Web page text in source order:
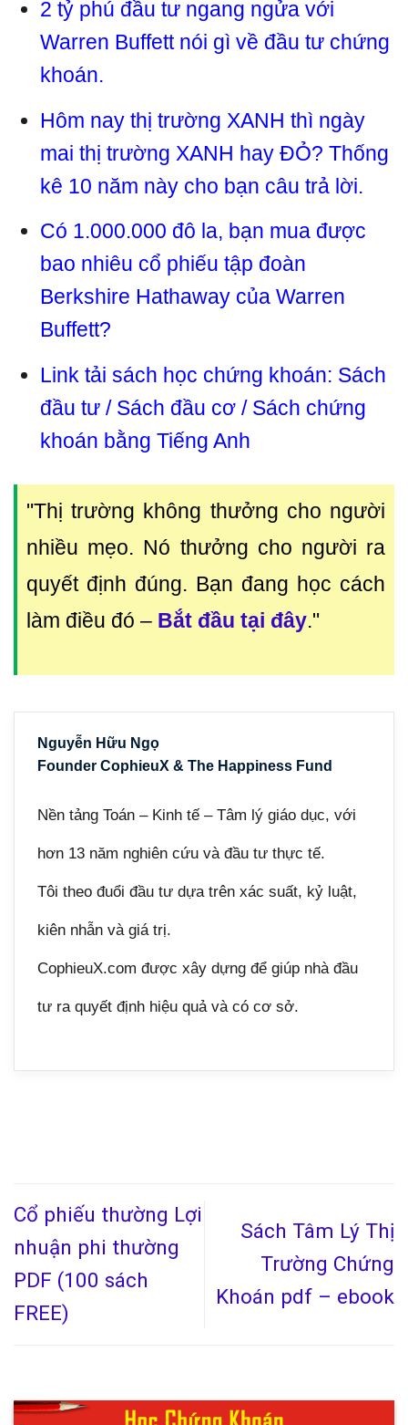
2 tỷ phú đầu tư ngang ngửa với
Warren Buffett nói gì về đầu tư chứng
khoán.
Hôm nay thị trường XANH thì ngày
mai thị trường XANH hay ĐỎ? Thống
kê 10 năm này cho bạn câu trả lời.
Có 1.000.000 đô la, bạn mua được
bao nhiêu cổ phiếu tập đoàn
Berkshire Hathaway của Warren
Buffett?
Link tải sách học chứng khoán: Sách
đầu tư / Sách đầu cơ / Sách chứng
khoán bằng Tiếng Anh
"Thị trường không thưởng cho người
nhiều mẹo. Nó thưởng cho người ra
quyết định đúng. Bạn đang học cách
làm điều đó – Bắt đầu tại đây."
Nguyễn Hữu Ngọ
Founder CophieuX & The Happiness Fund
Nền tảng Toán – Kinh tế – Tâm lý giáo dục, với
hơn 13 năm nghiên cứu và đầu tư thực tế.
Tôi theo đuổi đầu tư dựa trên xác suất, kỷ luật,
kiên nhẫn và giá trị.
CophieuX.com được xây dựng để giúp nhà đầu
tư ra quyết định hiệu quả và có cơ sở.
Cổ phiếu thường Lợi
nhuận phi thường
PDF (100 sách
FREE)
Sách Tâm Lý Thị
Trường Chứng
Khoán pdf – ebook